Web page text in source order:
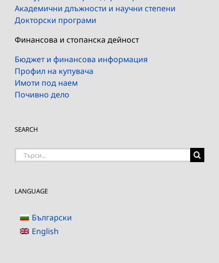
Академични длъжности и научни степени
Докторски програми
Финансова и стопанска дейност
Бюджет и финансова информация
Профил на купувача
Имоти под наем
Почивно дело
SEARCH
Търсене
LANGUAGE
Български
English